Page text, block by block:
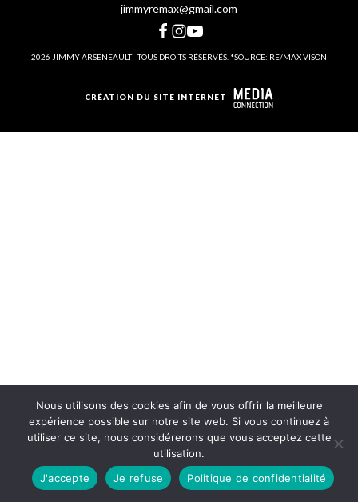
jimmyremax@gmail.com
2026 JIMMY ARSENEAULT - TOUS DROITS RÉSERVÉS. *SOURCE: RE/MAX VISON
CRÉATION DU SITE INTERNET
Nous utilisons des cookies afin de vous offrir la meilleure
expérience possible sur notre site web. Si vous continuez à
utiliser ce site, nous considérerons que vous acceptez cette
utilisation.
J'accepte
Je refuse Politique de confidentialité